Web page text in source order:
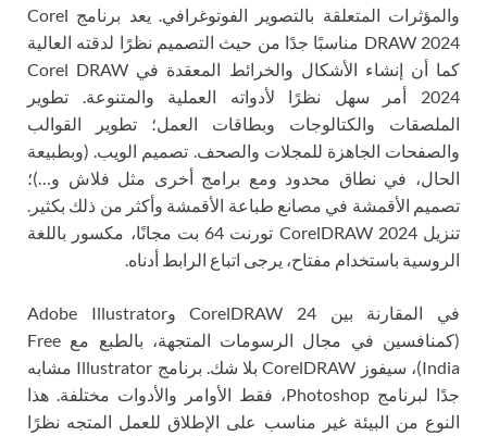
والمؤثرات المتعلقة بالتصوير الفوتوغرافي. يعد برنامج Corel
DRAW 2024 مناسبًا جدًا من حيث التصميم نظرًا لدقته العالية
كما أن إنشاء الأشكال والخرائط المعقدة في Corel DRAW
2024 أمر سهل نظرًا لأدواته العملية والمتنوعة. تطوير
الملصقات والكتالوجات وبطاقات العمل؛ تطوير القوالب
والصفحات الجاهزة للمجلات والصحف. تصميم الويب. (وبطبيعة
الحال، في نطاق محدود ومع برامج أخرى مثل فلاش و…)؛
تصميم الأقمشة في مصانع طباعة الأقمشة وأكثر من ذلك بكثير.
تنزيل CorelDRAW 2024 تورنت 64 بت مجانًا، مكسور باللغة
الروسية باستخدام مفتاح، يرجى اتباع الرابط أدناه.
في المقارنة بين CorelDRAW 24 وAdobe Illustrator
(كمنافسين في مجال الرسومات المتجهة، بالطبع مع Free
India)، سيفوز CorelDRAW بلا شك. برنامج Illustrator مشابه
جدًا لبرنامج Photoshop، فقط الأوامر والأدوات مختلفة. هذا
النوع من البيئة غير مناسب على الإطلاق للعمل المتجه نظرًا